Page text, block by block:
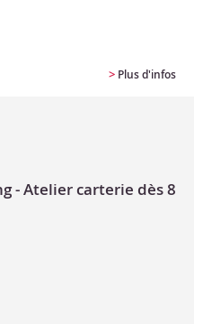
> Plus d'infos
- Atelier carterie dès 8